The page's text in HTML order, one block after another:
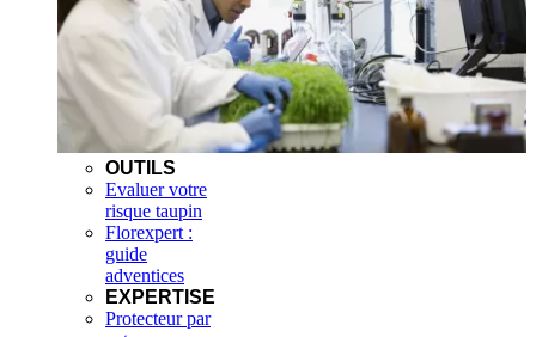
OUTILS
Evaluer votre
risque taupin
Florexpert :
guide
adventices
EXPERTISE
Protecteur par